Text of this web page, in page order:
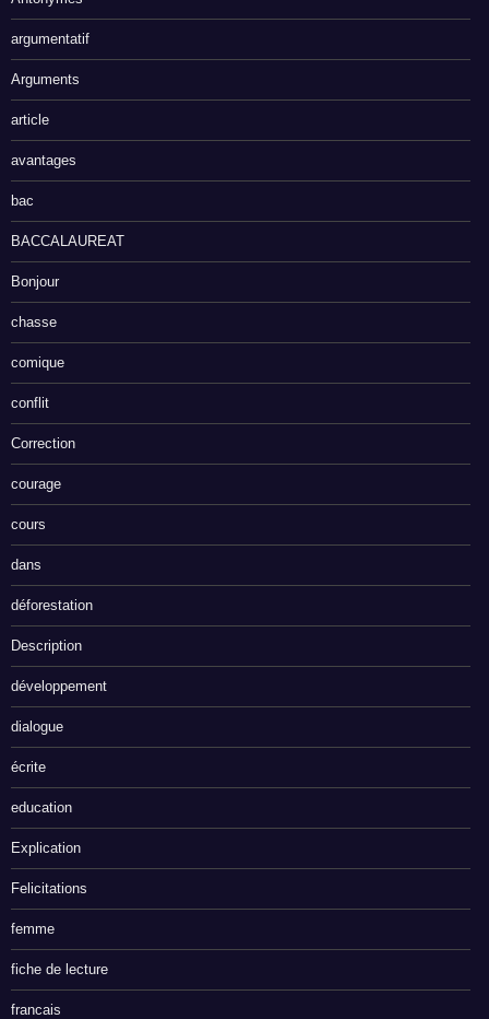
argumentatif
Arguments
article
avantages
bac
BACCALAUREAT
Bonjour
chasse
comique
conflit
Correction
courage
cours
dans
déforestation
Description
développement
dialogue
écrite
education
Explication
Felicitations
femme
fiche de lecture
francais